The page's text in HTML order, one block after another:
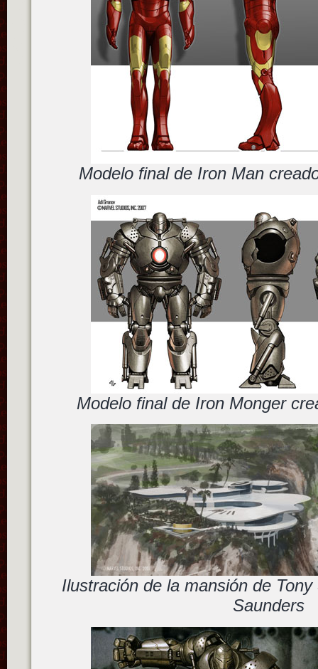
Modelo final de Iron Man
Modelo final de Iron Monger
Ilustración de la mansión de
Saunders